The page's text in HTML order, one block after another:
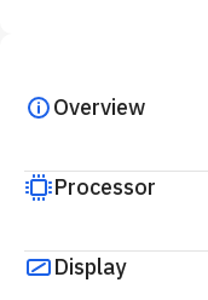
Overview
Processor
Display